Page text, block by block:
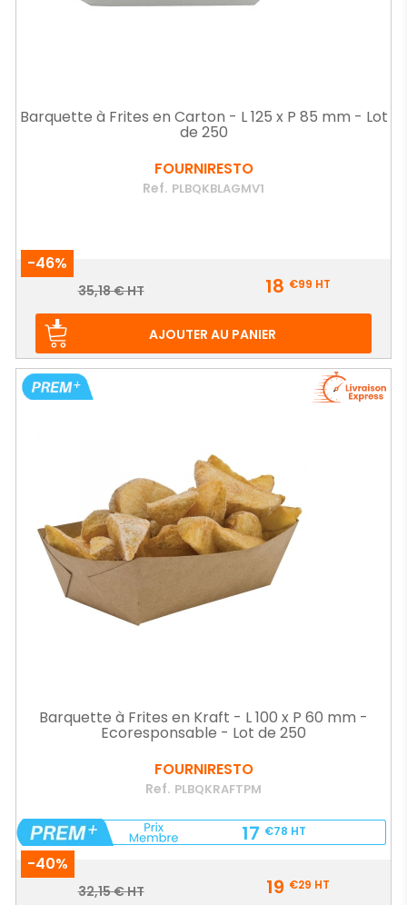
Barquette à Frites en Carton - L 125 x P 85 mm - Lot
de 250
FOURNIRESTO
Ref. PLBQKBLAGMV1
-46%
Prix
Prix
35,18 € HT 18 €99 HT
AJOUTER AU PANIER
Barquette à Frites en Kraft - L 100 x P 60 mm -
Ecoresponsable - Lot de 250
FOURNIRESTO
Ref. PLBQKRAFTPM
17 €78 HT
-40%
Prix
Prix
32,15 € HT 19 €29 HT